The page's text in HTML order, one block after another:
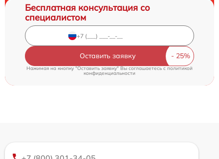
Бесплатная консультация со
специалистом
Оставить заявку
Нажимая на кнопку "Оставить заявку" Вы соглашаетесь cполитикой
конфиденциальности